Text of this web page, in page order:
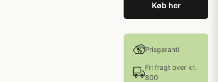
Køb her
Prisgaranti
Fri fragt over kr.
800